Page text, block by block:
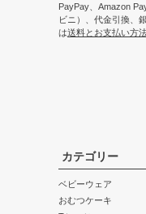
PayPay、Amazon
ビニ）、代金引換、
は送料とお支払い方
カテゴリー
ベビーウェア
おむつケーキ